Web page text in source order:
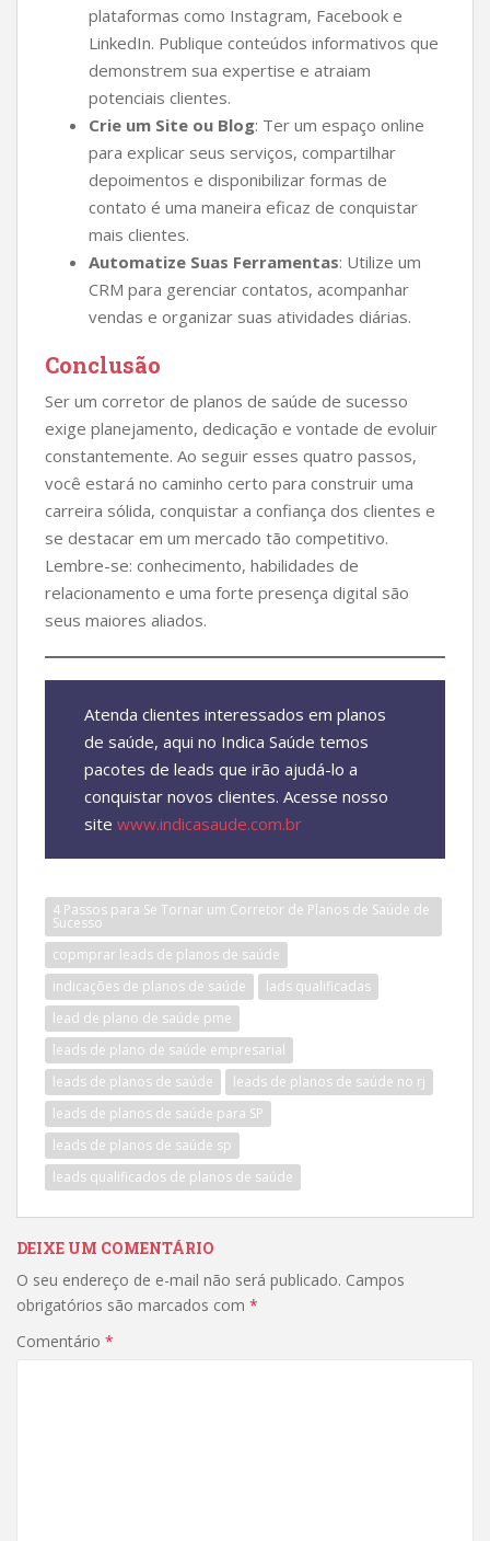
plataformas como Instagram, Facebook e
LinkedIn. Publique conteúdos informativos que
demonstrem sua expertise e atraiam
potenciais clientes.
Crie um Site ou Blog: Ter um espaço online
para explicar seus serviços, compartilhar
depoimentos e disponibilizar formas de
contato é uma maneira eficaz de conquistar
mais clientes.
Automatize Suas Ferramentas: Utilize um
CRM para gerenciar contatos, acompanhar
vendas e organizar suas atividades diárias.
Conclusão
Ser um corretor de planos de saúde de sucesso
exige planejamento, dedicação e vontade de evoluir
constantemente. Ao seguir esses quatro passos,
você estará no caminho certo para construir uma
carreira sólida, conquistar a confiança dos clientes e
se destacar em um mercado tão competitivo.
Lembre-se: conhecimento, habilidades de
relacionamento e uma forte presença digital são
seus maiores aliados.
Atenda clientes interessados em planos
de saúde, aqui no Indica Saúde temos
pacotes de leads que irão ajudá-lo a
conquistar novos clientes. Acesse nosso
site www.indicasaude.com.br
4 Passos para Se Tornar um Corretor de Planos de Saúde de
Sucesso
copmprar leads de planos de saúde
indicações de planos de saúde
lads qualificadas
lead de plano de saúde pme
leads de plano de saúde empresarial
leads de planos de saúde
leads de planos de saúde no rj
leads de planos de saúde para SP
leads de planos de saúde sp
leads qualificados de planos de saúde
DEIXE UM COMENTÁRIO
O seu endereço de e-mail não será publicado. Campos
obrigatórios são marcados com *
Comentário *